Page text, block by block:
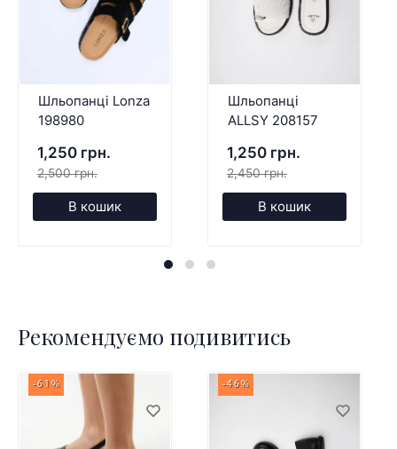
Шльопанці Lonza
198980
1,250 грн.
2,500 грн.
В кошик
Шльопанці
ALLSY 208157
1,250 грн.
2,450 грн.
В кошик
Рекомендуємо подивитись
-61% -46%